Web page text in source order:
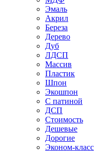
Эмаль
Акрил
Береза
Дерево
Дуб
ЛДСП
Массив
Пластик
Шпон
Экошпон
С патиной
ДСП
Стоимость
Дешевые
Дорогие
Эконом-класс